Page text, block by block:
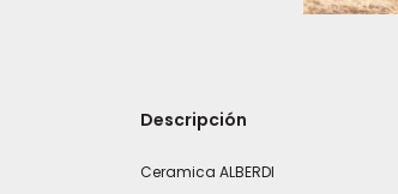
Descripción
Ceramica ALBERDI